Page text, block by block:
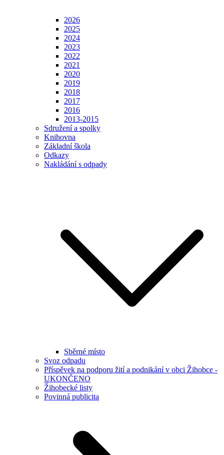
2026
2025
2024
2023
2022
2021
2020
2019
2018
2017
2016
2013-2015
Sdružení a spolky
Knihovna
Základní škola
Odkazy
Nakládání s odpady
Sběrné místo
Svoz odpadu
Příspěvek na podporu žití a podnikání v obci Žihobce -
UKONČENO
Žihobecké listy
Povinná publicita